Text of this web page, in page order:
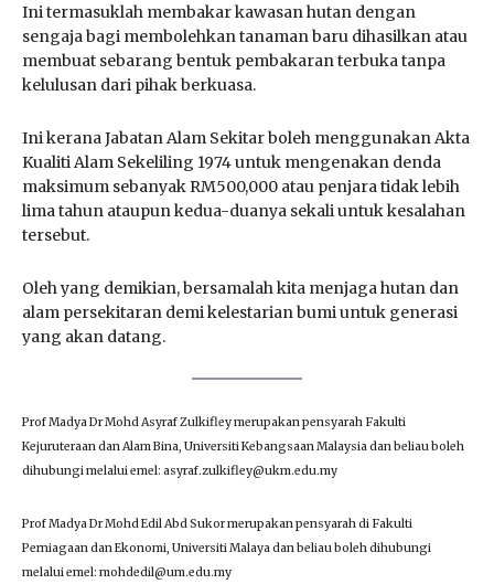
Ini termasuklah membakar kawasan hutan dengan
sengaja bagi membolehkan tanaman baru dihasilkan atau
membuat sebarang bentuk pembakaran terbuka tanpa
kelulusan dari pihak berkuasa.
Ini kerana Jabatan Alam Sekitar boleh menggunakan Akta
Kualiti Alam Sekeliling 1974 untuk mengenakan denda
maksimum sebanyak RM500,000 atau penjara tidak lebih
lima tahun ataupun kedua-duanya sekali untuk kesalahan
tersebut.
Oleh yang demikian, bersamalah kita menjaga hutan dan
alam persekitaran demi kelestarian bumi untuk generasi
yang akan datang.
Prof Madya Dr Mohd Asyraf Zulkifley merupakan pensyarah Fakulti
Kejuruteraan dan Alam Bina, Universiti Kebangsaan Malaysia dan beliau boleh
dihubungi melalui emel: asyraf.zulkifley@ukm.edu.my
Prof Madya Dr Mohd Edil Abd Sukor merupakan pensyarah di Fakulti
Perniagaan dan Ekonomi, Universiti Malaya dan beliau boleh dihubungi
melalui emel: mohdedil@um.edu.my